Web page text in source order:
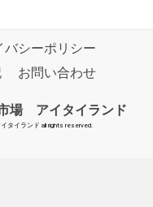
バシーポリシー
お問い合わせ
場 アイタイランド
タイランド all rights reserved.